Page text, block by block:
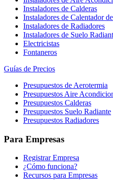
Instaladores de Calderas
Instaladores de Calentador
Instaladores de Radiadores
Instaladores de Suelo
Electricistas
Fontaneros
Guías de Precios
Presupuestos de Aerotermia
Presupuestos Aire
Presupuestos Calderas
Presupuestos Suelo Radiante
Presupuestos Radiadores
Para Empresas
Registrar Empresa
¿Cómo funciona?
Recursos para Empresas